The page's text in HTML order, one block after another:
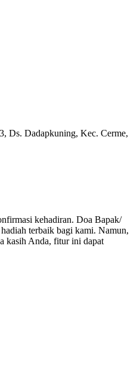
Ds. Dadapkuning, Kec. Cerme,
kehadiran. Doa Bapak/
terbaik bagi kami. Namun,
kasih Anda, fitur ini dapat